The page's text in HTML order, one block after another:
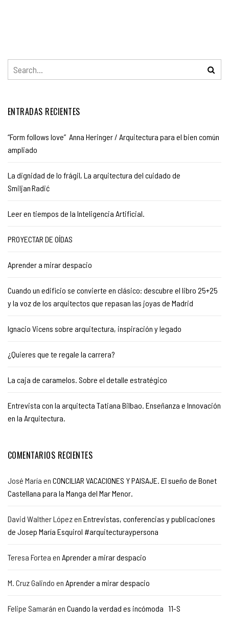
ENTRADAS RECIENTES
“Form follows love” Anna Heringer / Arquitectura para el bien común
ampliado
La dignidad de lo frágil, La arquitectura del cuidado de
Smiljan Radić
Leer en tiempos de la Inteligencia Artificial.
PROYECTAR DE OÍDAS
Aprender a mirar despacio
Cuando un edificio se convierte en clásico: descubre el libro 25+25
y la voz de los arquitectos que repasan las joyas de Madrid
Ignacio Vicens sobre arquitectura, inspiración y legado
¿Quieres que te regale la carrera?
La caja de caramelos. Sobre el detalle estratégico
Entrevista con la arquitecta Tatiana Bilbao. Enseñanza e Innovación
en la Arquitectura.
COMENTARIOS RECIENTES
José María en CONCILIAR VACACIONES Y PAISAJE. El sueño de Bonet
Castellana para la Manga del Mar Menor.
David Walther Lópezen Entrevistas, conferencias y publicaciones
de Josep María Esquirol #arquitecturaypersona
Teresa Fortea en Aprender a mirar despacio
M. Cruz Galindo en Aprender a mirar despacio
Felipe Samarán en Cuando la verdad es incómoda 11-S